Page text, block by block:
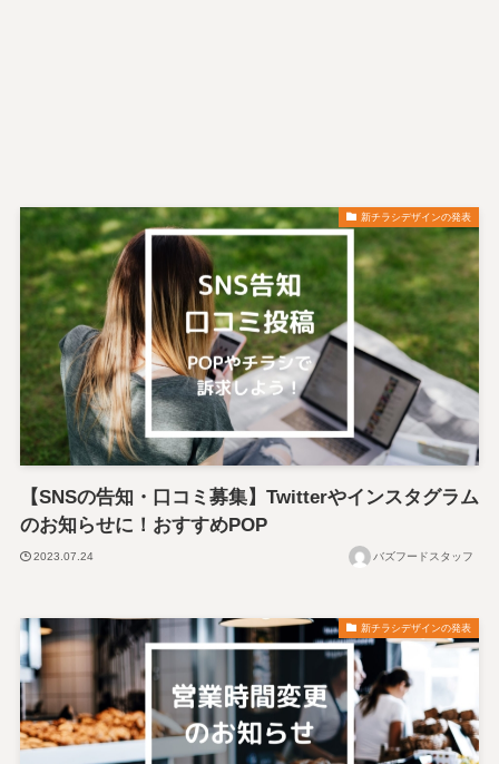
新チラシデザインの発表
【SNSの告知・口コミ募集】Twitterやインスタグラム
のお知らせに！おすすめPOP
2023.07.24 バズフードスタッフ
新チラシデザインの発表